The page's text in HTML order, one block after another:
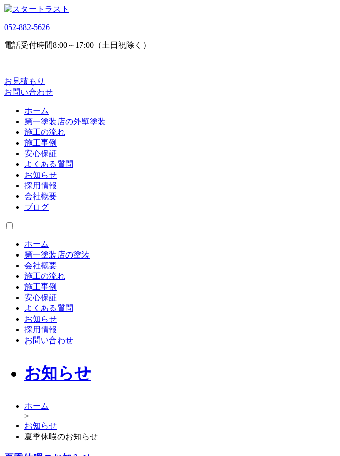
052-882-5626
電話受付時間8:00～17:00（土日祝除く）
お見積もり
お問い合わせ
ホーム
第一塗装店の外壁塗装
施工の流れ
施工事例
安心保証
よくある質問
お知らせ
採用情報
会社概要
ブログ
ホーム
第一塗装店の塗装
会社概要
施工の流れ
施工事例
安心保証
よくある質問
お知らせ
採用情報
お問い合わせ
お知らせ
ホーム
>
お知らせ
夏季休暇のお知らせ